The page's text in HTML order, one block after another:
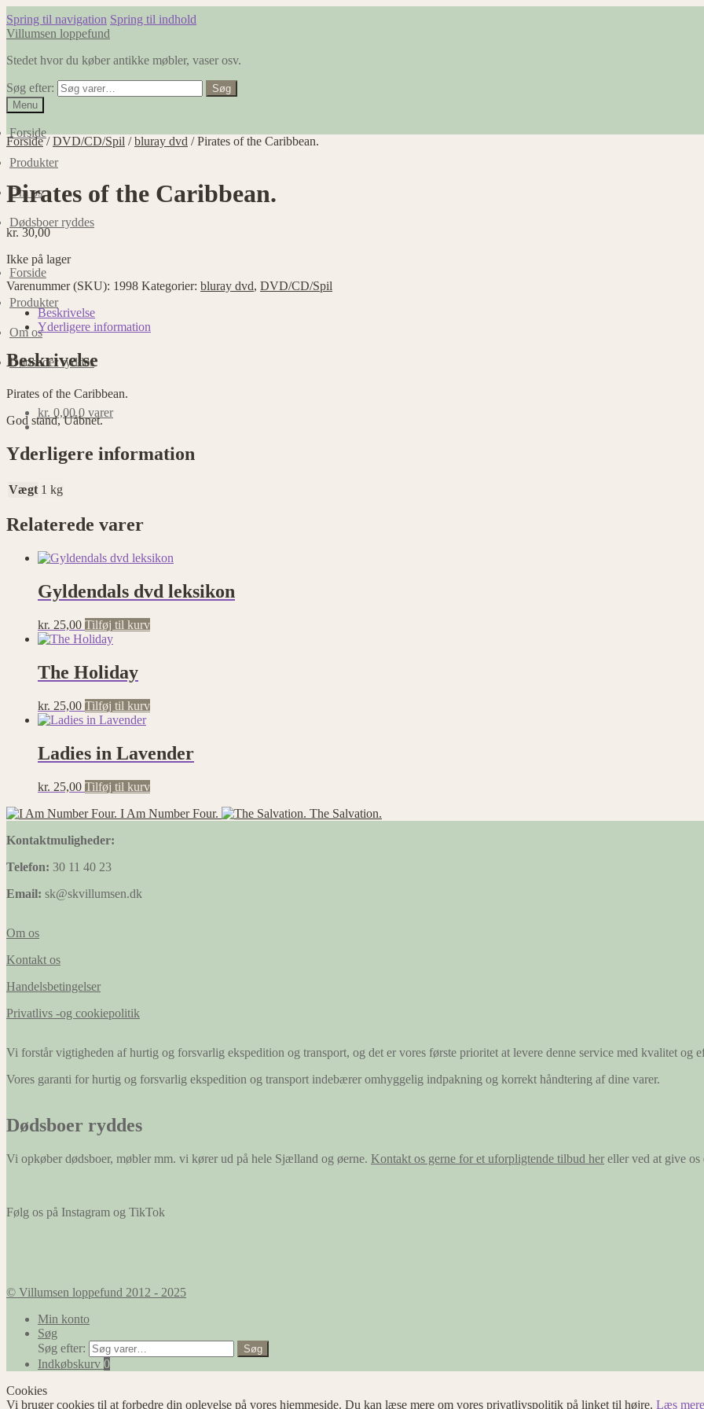
Spring til navigation Spring til indhold
Villumsen loppefund
Stedet hvor du køber antikke møbler, vaser osv.
Søg efter:
Søg
Menu
Forside
Produkter
Om os
Dødsboer ryddes
Forside
Produkter
Om os
Dødsboer ryddes
kr. 0,00 0 varer
Forside/DVD/CD/Spil /bluray dvd /Pirates of the Caribbean.
Pirates of the Caribbean.
kr.30,00
Ikke på lager
Varenummer (SKU): 1998 Kategorier: bluray dvd, DVD/CD/Spil
Beskrivelse
Yderligere information
Beskrivelse
Pirates of the Caribbean.
God stand, Uåbnet.
Yderligere information
Vægt 1 kg
Relaterede varer
Gyldendals dvd leksikon
kr. 25,00 Tilføj til kurv
The Holiday
kr. 25,00 Tilføj til kurv
Ladies in Lavender
kr. 25,00 Tilføj til kurv
I Am Number Four.
The Salvation.
Kontaktmuligheder:
Telefon: 30 11 40 23
Email: sk@skvillumsen.dk
Om os
Kontakt os
Handelsbetingelser
Privatlivs -og cookiepolitik
Vi forstår vigtigheden af hurtig og forsvarlig ekspedition og transport, og det er vores første prioritet at levere denne service med kvalitet og
Vores garanti for hurtig og forsvarlig ekspedition og transport indebærer omhyggelig indpakning og korrekt håndtering af dine varer.
Dødsboer ryddes
Vi opkøber dødsboer, møbler mm. vi kører ud på hele Sjælland og øerne. Kontakt os gerne for et uforpligtende tilbud her eller ved at give
Følg os på Instagram og TikTok
© Villumsen loppefund 2012 - 2025
Min konto
Søg
Søg efter:
Søg
Indkøbskurv 0
Cookies
Vi bruger cookies til at forbedre din oplevelse på vores hjemmeside. Du kan læse mere om vores privatlivspolitik på linket til højre. Læs